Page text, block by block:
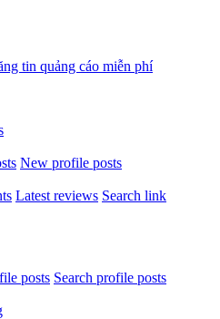
New profile posts
Latest reviews Search link
posts Search profile posts